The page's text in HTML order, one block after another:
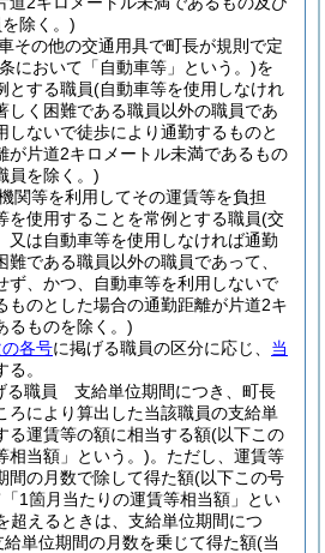
除く。)
その他の交通用具で町長が規則で定
において「自動車等」という。)を
とする職員(自動車等を使用しなけれ
しく困難である職員以外の職員であ
しないで徒歩により通勤するものと
が片道2キロメートル未満であるもの
員を除く。)
関等を利用してその運賃等を負担
を使用することを常例とする職員(交
又は自動車等を使用しなければ通勤
である職員以外の職員であって、
ず、かつ、自動車等を利用しないで
ものとした場合の通勤距離が片道2キ
るものを除く。)
の各号に掲げる職員の区分に応じ、 当
。
る職員 支給単位期間につき、町長
ろにより算出した当該職員の支給単
る運賃等の額に相当する額(以下この
相当額」という。)。 ただし、運賃等
間の月数で除して得た額(以下この号
1箇月当たりの運賃等相当額」とい
超えるときは、支給単位期間につ
単位期間の月数を乗じて得た額(当